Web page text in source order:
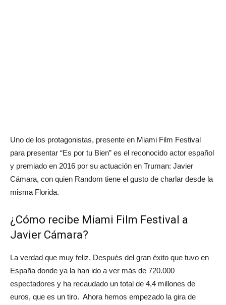
Uno de los protagonistas, presente en Miami Film Festival
para presentar “Es por tu Bien” es el reconocido actor español
y premiado en 2016 por su actuación en Truman: Javier
Cámara, con quien Random tiene el gusto de charlar desde la
misma Florida.
¿Cómo recibe Miami Film Festival a
Javier Cámara?
La verdad que muy feliz. Después del gran éxito que tuvo en
España donde ya la han ido a ver más de 720.000
espectadores y ha recaudado un total de 4,4 millones de
euros, que es un tiro. Ahora hemos empezado la gira de